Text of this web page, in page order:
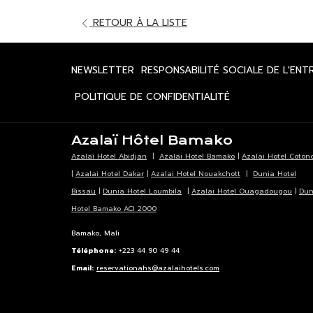
RETOUR À LA LISTEOUVRIR
NOUVEL
NEWSLETTER OUVRIR
UN
NOUVEL
ONGLET
RESPONSABILITÉ SOCIALE DE
POLITIQUE DE CONFIDENTIALITÉOUVRIR
NOUVEL
ONGLET
Azalaï Hôtel Bamako
Azalaï Hotel Abidjan | Azalai Hotel Bamako | Azalai Hotel
| Azalai Hotel Dakar | Azalai Hotel Nouakchott | Dunia Hotel
Bissau | Dunia Hotel Loumbila | Azalai Hotel Ouagadougou |
Hotel Bamako ACI 2000
Bamako, Mali
Téléphone: +223 44 90 49 44
Email: reservationahs@azalaihotels.com